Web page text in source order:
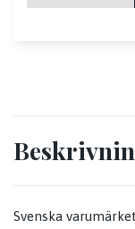
Svenska